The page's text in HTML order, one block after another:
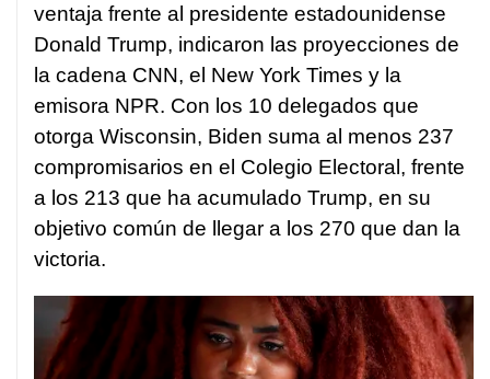
ventaja frente al presidente estadounidense
Donald Trump, indicaron las proyecciones de
la cadena CNN, el New York Times y la
emisora NPR. Con los 10 delegados que
otorga Wisconsin, Biden suma al menos 237
compromisarios en el Colegio Electoral, frente
a los 213 que ha acumulado Trump, en su
objetivo común de llegar a los 270 que dan la
victoria.